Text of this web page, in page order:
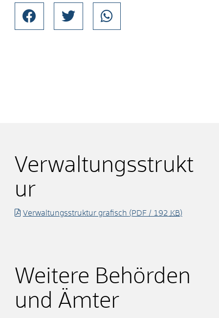
Verwaltungsstrukt
ur
Verwaltungsstruktur grafisch (PDF / 192 KB)
Weitere Behörden
und Ämter